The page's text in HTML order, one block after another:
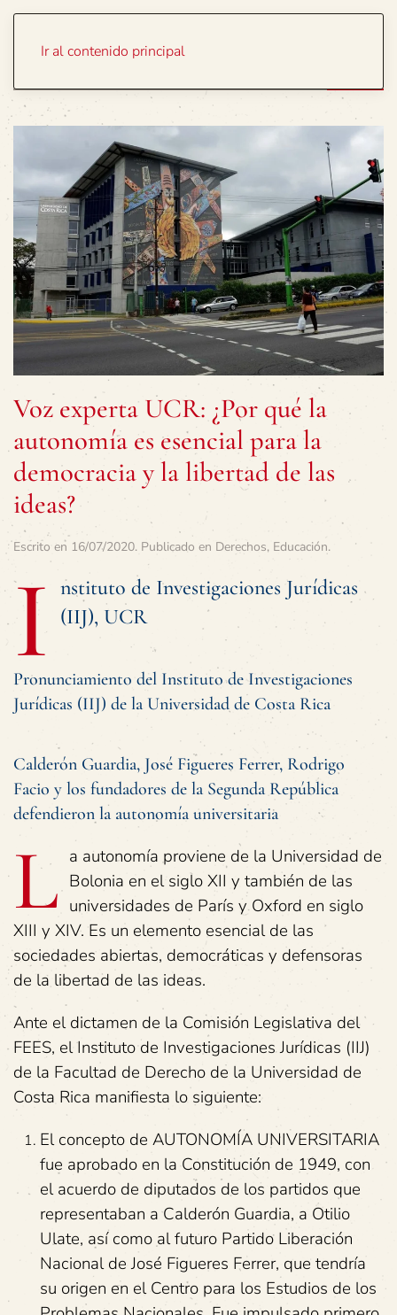
Ir al contenido principal
Voz experta UCR: ¿Por qué la
autonomía es esencial para la
democracia y la libertad de las
ideas?
Escrito en 16/07/2020. Publicado en Derechos, Educación.
I nstituto de Investigaciones Jurídicas
(IIJ), UCR
Pronunciamiento del Instituto de Investigaciones
Jurídicas (IIJ) de la Universidad de Costa Rica
Calderón Guardia, José Figueres Ferrer, Rodrigo
Facio y los fundadores de la Segunda República
defendieron la autonomía universitaria
L a autonomía proviene de la Universidad de
Bolonia en el siglo XII y también de las
universidades de París y Oxford en siglo
XIII y XIV. Es un elemento esencial de las
sociedades abiertas, democráticas y defensoras
de la libertad de las ideas.
Ante el dictamen de la Comisión Legislativa del
FEES, el Instituto de Investigaciones Jurídicas (IIJ)
de la Facultad de Derecho de la Universidad de
Costa Rica manifiesta lo siguiente:
El concepto de AUTONOMÍA UNIVERSITARIA
fue aprobado en la Constitución de 1949, con
el acuerdo de diputados de los partidos que
representaban a Calderón Guardia, a Otilio
Ulate, así como al futuro Partido Liberación
Nacional de José Figueres Ferrer, que tendría
su origen en el Centro para los Estudios de los